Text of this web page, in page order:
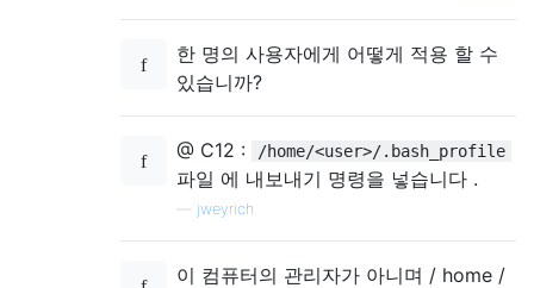
한 명의 사용자에게 어떻게 적용 할 수
있습니까?
@ C12 : /home/<user>/.bash_profile
파일 에 내보내기 명령을 넣습니다 .
jweyrich
이 컴퓨터의 관리자가 아니며 / home /